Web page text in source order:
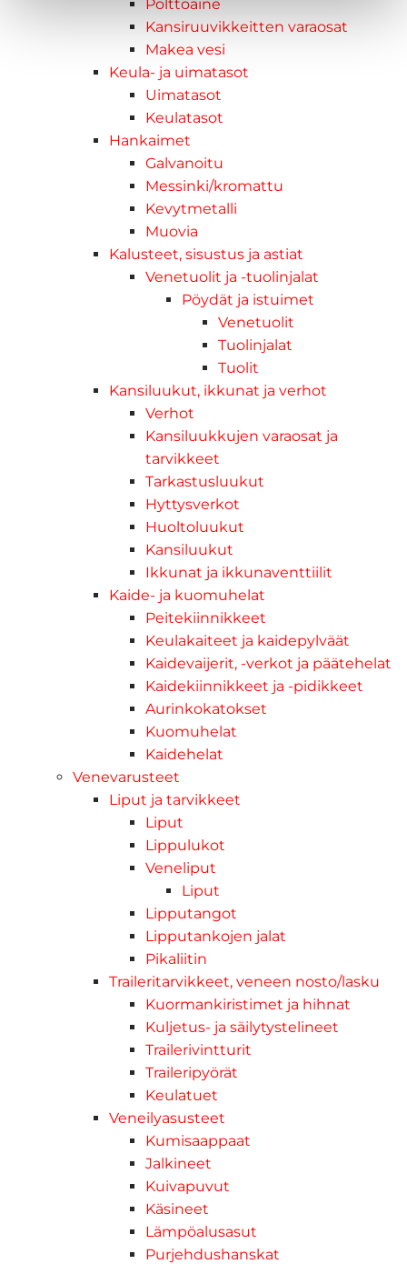
Polttoaine
Kansiruuvikkeitten varaosat
Makea vesi
Keula- ja uimatasot
Uimatasot
Keulatasot
Hankaimet
Galvanoitu
Messinki/kromattu
Kevytmetalli
Muovia
Kalusteet, sisustus ja astiat
Venetuolit ja -tuolinjalat
Pöydät ja istuimet
Venetuolit
Tuolinjalat
Tuolit
Kansiluukut, ikkunat ja verhot
Verhot
Kansiluukkujen varaosat ja
tarvikkeet
Tarkastusluukut
Hyttysverkot
Huoltoluukut
Kansiluukut
Ikkunat ja ikkunaventtiilit
Kaide- ja kuomuhelat
Peitekiinnikkeet
Keulakaiteet ja kaidepylväät
Kaidevaijerit, -verkot ja päätehelat
Kaidekiinnikkeet ja -pidikkeet
Aurinkokatokset
Kuomuhelat
Kaidehelat
Venevarusteet
Liput ja tarvikkeet
Liput
Lippulukot
Veneliput
Liput
Lipputangot
Lipputankojen jalat
Pikaliitin
Traileritarvikkeet, veneen nosto/lasku
Kuormankiristimet ja hihnat
Kuljetus- ja säilytystelineet
Trailerivintturit
Traileripyörät
Keulatuet
Veneilyasusteet
Kumisaappaat
Jalkineet
Kuivapuvut
Käsineet
Lämpöalusasut
Purjehdushanskat